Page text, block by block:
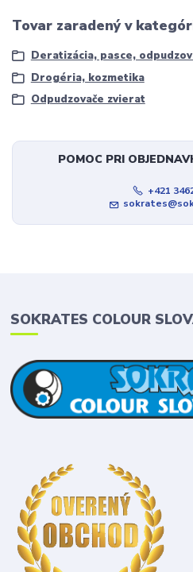
Tovar zaradený v
Deratizácia, pasce,
Drogéria, kozmetika
Odpudzovače zvierat
POMOC PRI
+421
SOKRATES COLOUR